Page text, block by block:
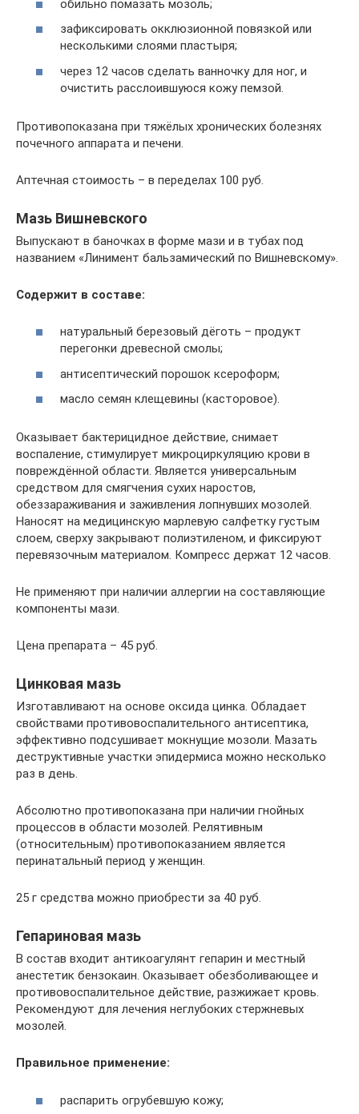
обильно помазать мозоль;
зафиксировать окклюзионной повязкой или
несколькими слоями пластыря;
через 12 часов сделать ванночку для ног, и
очистить расслоившуюся кожу пемзой.
Противопоказана при тяжёлых хронических болезнях
почечного аппарата и печени.
Аптечная стоимость – в переделах 100 руб.
Мазь Вишневского
Выпускают в баночках в форме мази и в тубах под
названием «Линимент бальзамический по Вишневскому».
Содержит в составе:
натуральный березовый дёготь – продукт
перегонки древесной смолы;
антисептический порошок ксероформ;
масло семян клещевины (касторовое).
Оказывает бактерицидное действие, снимает
воспаление, стимулирует микроциркуляцию крови в
повреждённой области. Является универсальным
средством для смягчения сухих наростов,
обеззараживания и заживления лопнувших мозолей.
Наносят на медицинскую марлевую салфетку густым
слоем, сверху закрывают полиэтиленом, и фиксируют
перевязочным материалом. Компресс держат 12 часов.
Не применяют при наличии аллергии на составляющие
компоненты мази.
Цена препарата – 45 руб.
Цинковая мазь
Изготавливают на основе оксида цинка. Обладает
свойствами противовоспалительного антисептика,
эффективно подсушивает мокнущие мозоли. Мазать
деструктивные участки эпидермиса можно несколько
раз в день.
Абсолютно противопоказана при наличии гнойных
процессов в области мозолей. Релятивным
(относительным) противопоказанием является
перинатальный период у женщин.
25 г средства можно приобрести за 40 руб.
Гепариновая мазь
В состав входит антикоагулянт гепарин и местный
анестетик бензокаин. Оказывает обезболивающее и
противовоспалительное действие, разжижает кровь.
Рекомендуют для лечения неглубоких стержневых
мозолей.
Правильное применение:
распарить огрубевшую кожу;